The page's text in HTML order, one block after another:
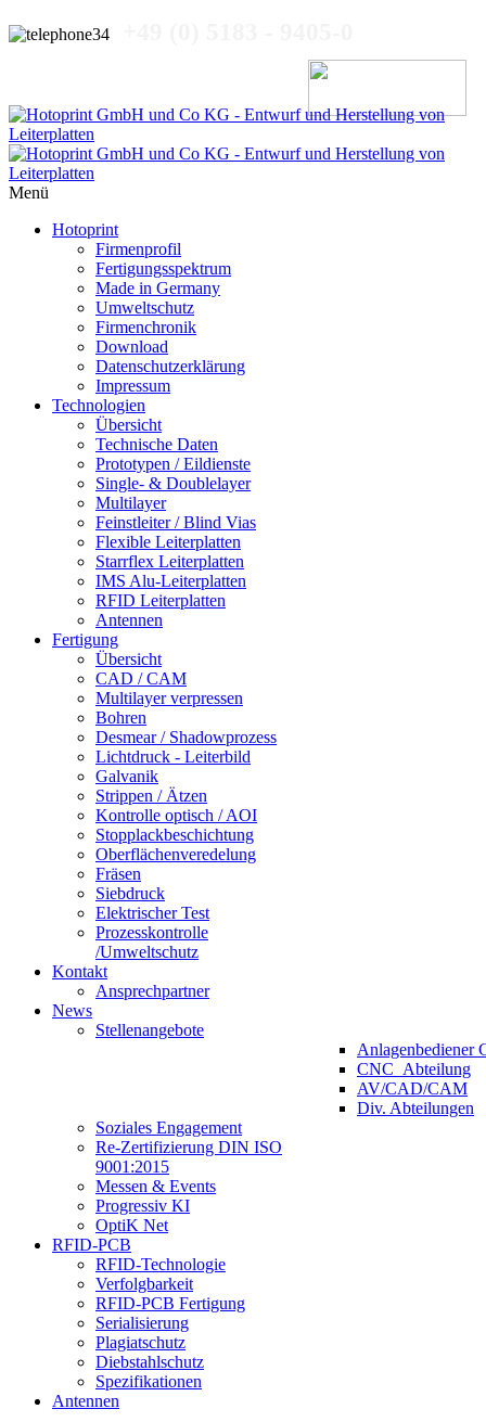
Menü
Hotoprint
Firmenprofil
Fertigungsspektrum
Made in Germany
Umweltschutz
Firmenchronik
Download
Datenschutzerklärung
Impressum
Technologien
Übersicht
Technische Daten
Prototypen / Eildienste
Single- & Doublelayer
Multilayer
Feinstleiter / Blind Vias
Flexible Leiterplatten
Starrflex Leiterplatten
IMS Alu-Leiterplatten
RFID Leiterplatten
Antennen
Fertigung
Übersicht
CAD / CAM
Multilayer verpressen
Bohren
Desmear / Shadowprozess
Lichtdruck - Leiterbild
Galvanik
Strippen / Ätzen
Kontrolle optisch / AOI
Stopplackbeschichtung
Oberflächenveredelung
Fräsen
Siebdruck
Elektrischer Test
Prozesskontrolle
/Umweltschutz
Kontakt
Ansprechpartner
News
Stellenangebote
Anlagenbediener
CNC_Abteilung
AV/CAD/CAM
Div. Abteilungen
Soziales Engagement
Re-Zertifizierung DIN ISO
9001:2015
Messen & Events
Progressiv KI
OptiK Net
RFID-PCB
RFID-Technologie
Verfolgbarkeit
RFID-PCB Fertigung
Serialisierung
Plagiatschutz
Diebstahlschutz
Spezifikationen
Antennen